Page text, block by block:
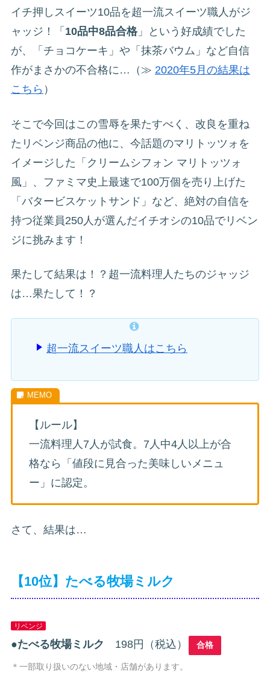
イチ押しスイーツ10品を超一流スイーツ職人がジ
ャッジ！「 10品中8品合格」という好成績でした
が、「チョコケーキ」や「抹茶バウム」など自信
作がまさかの不合格に…（≫ 2020年5月の結果は
こちら ）
そこで今回はこの雪辱を果たすべく、改良を重ね
たリベンジ商品の他に、今話題のマリトッツォを
イメージした「クリームシフォン マリトッツォ
風」、ファミマ史上最速で100万個を売り上げた
「バタービスケットサンド」など、絶対の自信を
持つ従業員250人が選んだイチオシの10品でリベン
ジに挑みます！
果たして結果は！？超一流料理人たちのジャッジ
は…果たして！？
超一流スイーツ職人はこちら
【ルール】
一流料理人7人が試食。7人中4人以上が合
格なら「値段に見合った美味しいメニュ
ー」に認定。
さて、結果は…
【10位】たべる牧場ミルク
リベンジ
●たべる牧場ミルク 198円（税込） 合格
＊一部取り扱いのない地域・店舗があります。